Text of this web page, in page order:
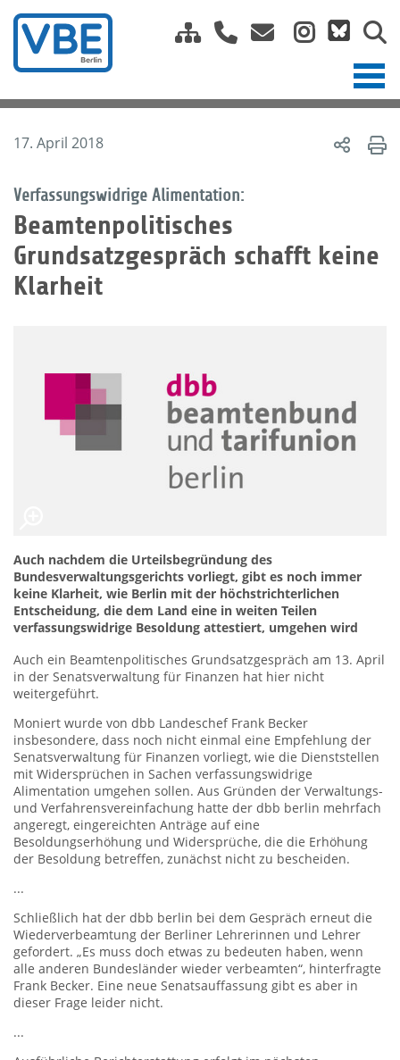
17. April 2018
Verfassungswidrige Alimentation:
Beamtenpolitisches
Grundsatzgespräch schafft keine
Klarheit
Auch nachdem die Urteilsbegründung des
Bundesverwaltungsgerichts vorliegt, gibt es noch immer
keine Klarheit, wie Berlin mit der höchstrichterlichen
Entscheidung, die dem Land eine in weiten Teilen
verfassungswidrige Besoldung attestiert, umgehen wird
Auch ein Beamtenpolitisches Grundsatzgespräch am 13. April
in der Senatsverwaltung für Finanzen hat hier nicht
weitergeführt.
Moniert wurde von dbb Landeschef Frank Becker
insbesondere, dass noch nicht einmal eine Empfehlung der
Senatsverwaltung für Finanzen vorliegt, wie die Dienststellen
mit Widersprüchen in Sachen verfassungswidrige
Alimentation umgehen sollen. Aus Gründen der Verwaltungs-
und Verfahrensvereinfachung hatte der dbb berlin mehrfach
angeregt, eingereichten Anträge auf eine
Besoldungserhöhung und Widersprüche, die die Erhöhung
der Besoldung betreffen, zunächst nicht zu bescheiden.
...
Schließlich hat der dbb berlin bei dem Gespräch erneut die
Wiederverbeamtung der Berliner Lehrerinnen und Lehrer
gefordert. „Es muss doch etwas zu bedeuten haben, wenn
alle anderen Bundesländer wieder verbeamten“, hinterfragte
Frank Becker. Eine neue Senatsauffassung gibt es aber in
dieser Frage leider nicht.
...